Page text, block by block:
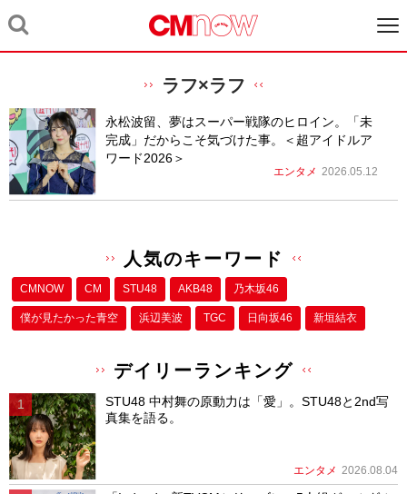
ラフ×ラフ
永松波留、夢はスーパー戦隊のヒロイン。「未
完成」だからこそ気づけた事。＜超アイドルア
ワード2026＞
エンタメ 2026.05.12
人気のキーワード
CMNOW CM STU48 AKB48 乃木坂46
僕が⾒たかった⻘空 浜辺美波 TGC 日向坂46 新垣結衣
デイリーランキング
STU48 中村舞の原動力は「愛」。STU48と2nd写
真集を語る。
エンタメ 2026.08.04